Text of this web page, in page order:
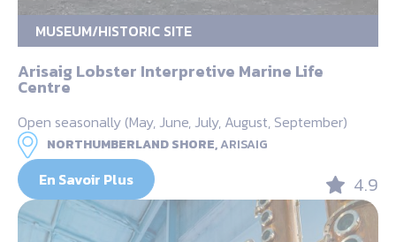
MUSEUM/HISTORIC SITE
Arisaig Lobster Interpretive Marine Life
Centre
Open seasonally (May, June, July, August, September)
NORTHUMBERLAND SHORE,ARISAIG
En Savoir Plus 4.9